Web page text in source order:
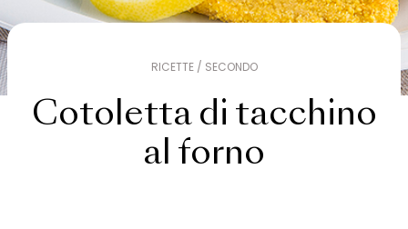
RICETTE / SECONDO
Cotoletta di tacchino
al forno